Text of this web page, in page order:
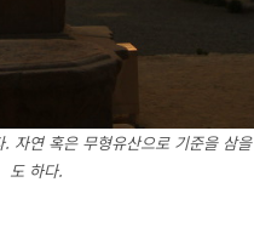
자연 혹은 무형유산으로 기준을 삼
도 하다.